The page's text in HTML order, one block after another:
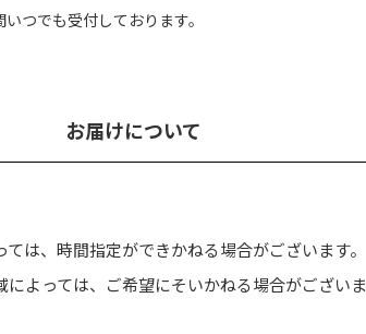
つでも受付しております。
お届けについて
ては、時間指定ができかねる場合がございます。
によっては、ご希望にそいかねる場合がございま